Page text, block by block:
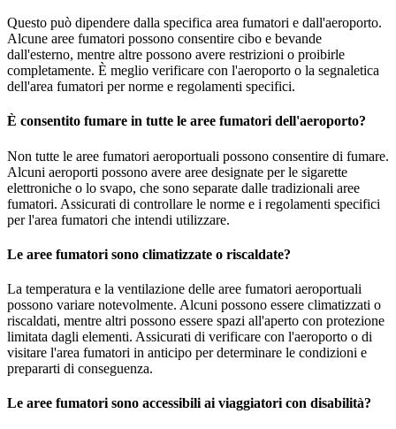
Questo può dipendere dalla specifica area fumatori e dall'aeroporto.
Alcune aree fumatori possono consentire cibo e bevande
dall'esterno, mentre altre possono avere restrizioni o proibirle
completamente. È meglio verificare con l'aeroporto o la segnaletica
dell'area fumatori per norme e regolamenti specifici.
È consentito fumare in tutte le aree fumatori dell'aeroporto?
Non tutte le aree fumatori aeroportuali possono consentire di fumare.
Alcuni aeroporti possono avere aree designate per le sigarette
elettroniche o lo svapo, che sono separate dalle tradizionali aree
fumatori. Assicurati di controllare le norme e i regolamenti specifici
per l'area fumatori che intendi utilizzare.
Le aree fumatori sono climatizzate o riscaldate?
La temperatura e la ventilazione delle aree fumatori aeroportuali
possono variare notevolmente. Alcuni possono essere climatizzati o
riscaldati, mentre altri possono essere spazi all'aperto con protezione
limitata dagli elementi. Assicurati di verificare con l'aeroporto o di
visitare l'area fumatori in anticipo per determinare le condizioni e
prepararti di conseguenza.
Le aree fumatori sono accessibili ai viaggiatori con disabilità?